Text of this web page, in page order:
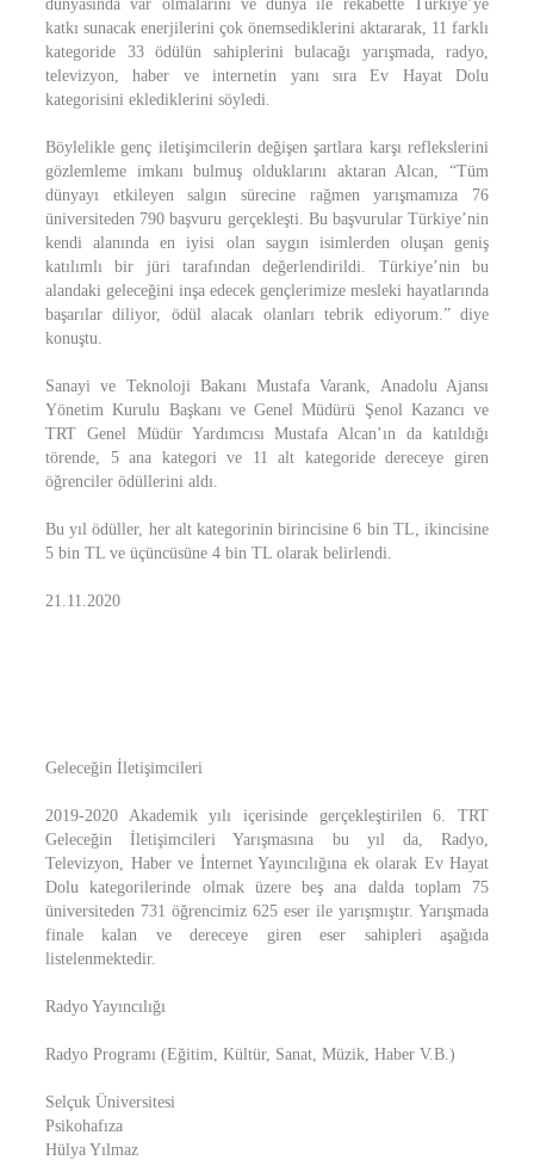
dünyasında var olmalarını ve dünya ile rekabette Türkiye’ye
katkı sunacak enerjilerini çok önemsediklerini aktararak, 11 farklı
kategoride 33 ödülün sahiplerini bulacağı yarışmada, radyo,
televizyon, haber ve internetin yanı sıra Ev Hayat Dolu
kategorisini eklediklerini söyledi.
Böylelikle genç iletişimcilerin değişen şartlara karşı reflekslerini
gözlemleme imkanı bulmuş olduklarını aktaran Alcan, “Tüm
dünyayı etkileyen salgın sürecine rağmen yarışmamıza 76
üniversiteden 790 başvuru gerçekleşti. Bu başvurular Türkiye’nin
kendi alanında en iyisi olan saygın isimlerden oluşan geniş
katılımlı bir jüri tarafından değerlendirildi. Türkiye’nin bu
alandaki geleceğini inşa edecek gençlerimize mesleki hayatlarında
başarılar diliyor, ödül alacak olanları tebrik ediyorum.” diye
konuştu.
Sanayi ve Teknoloji Bakanı Mustafa Varank, Anadolu Ajansı
Yönetim Kurulu Başkanı ve Genel Müdürü Şenol Kazancı ve
TRT Genel Müdür Yardımcısı Mustafa Alcan’ın da katıldığı
törende, 5 ana kategori ve 11 alt kategoride dereceye giren
öğrenciler ödüllerini aldı.
Bu yıl ödüller, her alt kategorinin birincisine 6 bin TL, ikincisine
5 bin TL ve üçüncüsüne 4 bin TL olarak belirlendi.
21.11.2020
Geleceğin İletişimcileri
2019-2020 Akademik yılı içerisinde gerçekleştirilen 6. TRT
Geleceğin İletişimcileri Yarışmasına bu yıl da, Radyo,
Televizyon, Haber ve İnternet Yayıncılığına ek olarak Ev Hayat
Dolu kategorilerinde olmak üzere beş ana dalda toplam 75
üniversiteden 731 öğrencimiz 625 eser ile yarışmıştır. Yarışmada
finale kalan ve dereceye giren eser sahipleri aşağıda
listelenmektedir.
Radyo Yayıncılığı
Radyo Programı (Eğitim, Kültür, Sanat, Müzik, Haber V.B.)
Selçuk Üniversitesi
Psikohafıza
Hülya Yılmaz